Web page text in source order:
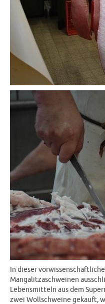
In dieser
Mangalitzaschweinen
Lebensmitteln aus dem
zwei Wollschweine gekauft,